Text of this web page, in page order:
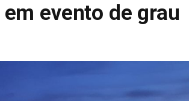
evento de grau